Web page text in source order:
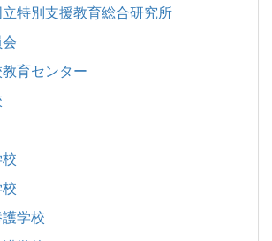
特別支援教育総合研究所
育センター
学校